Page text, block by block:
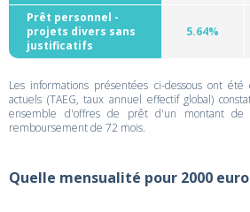
Prêt personnel -
projets divers sans
justificatifs
5.64%
Les informations présentées ci-dessous ont
actuels (TAEG, taux annuel effectif global)
ensemble d'offres de prêt d'un montant
remboursement de 72 mois.
Quelle mensualité pour 2000